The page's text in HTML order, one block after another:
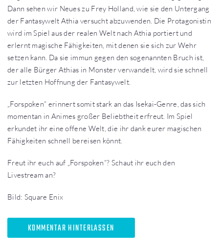
Dann sehen wir Neues zu Frey Holland, wie sie den Untergang
der Fantasywelt Athia versucht abzuwenden. Die Protagonistin
wird im Spiel aus der realen Welt nach Athia portiert und
erlernt magische Fähigkeiten, mit denen sie sich zur Wehr
setzen kann. Da sie immun gegen den sogenannten Bruch ist,
der alle Bürger Athias in Monster verwandelt, wird sie schnell
zur letzten Hoffnung der Fantasywelt.
„Forspoken“ erinnert somit stark an das Isekai-Genre, das sich
momentan in Animes großer Beliebtheit erfreut. Im Spiel
erkundet ihr eine offene Welt, die ihr dank eurer magischen
Fähigkeiten schnell bereisen könnt.
Freut ihr euch auf „Forspoken“? Schaut ihr euch den
Livestream an?
Bild: Square Enix
KOMMENTAR HINTERLASSEN